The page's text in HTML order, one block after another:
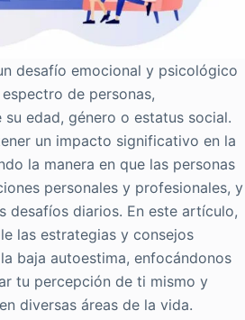
desafío emocional y psicológico
de personas,
edad, género o estatus social.
un impacto significativo en la
la manera en que las personas
personales y profesionales, y
desafíos diarios. En este artículo,
las estrategias y consejos
baja autoestima, enfocándonos
tu percepción de ti mismo y
diversas áreas de la vida.